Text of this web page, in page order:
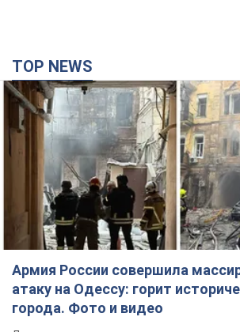
Армия России совершила
атаку на Одессу: горит
города. Фото и видео
Для террора враг применил ракеты и
16 хвилин тому 378
Россия сосредоточила у
ПВО: Зеленский пообещал
технологии" противодействия
Президент заявил, что даже